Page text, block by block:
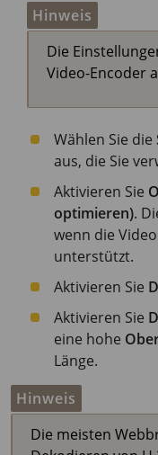
Hinweis
Die
Video-Encoder
Wählen Sie die
aus, die Sie
Aktivieren Sie
optimieren).
wenn die
unterstützt.
Aktivieren Sie
Aktivieren Sie
eine hohe
Länge.
Hinweis
Die meisten